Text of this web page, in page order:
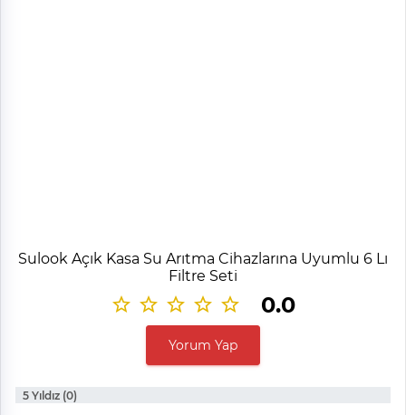
Sulook Açık Kasa Su Arıtma Cihazlarına Uyumlu 6 Lı
Filtre Seti
0.0
Yorum Yap
5 Yıldız (0)